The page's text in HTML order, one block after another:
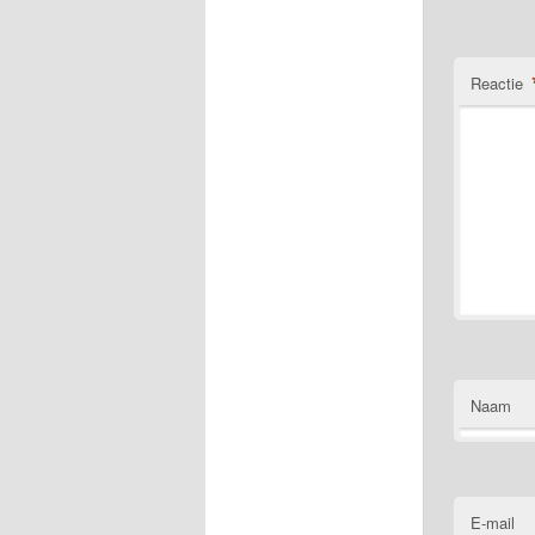
Reactie
Naam
E-mail